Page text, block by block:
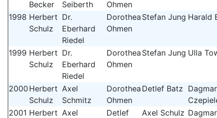
Becker
Seiberth
Ohmen
1998 Herbert
Schulz
Dr.
Eberhard
Riedel
Dorothea
Ohmen
Stefan Jung Harald
1999 Herbert
Schulz
Dr.
Eberhard
Riedel
Dorothea
Ohmen
Stefan Jung Ulla
2000 Herbert
Schulz
Axel
Schmitz
Dorothea
Ohmen
Detlef Batz Dagmar
2001 Herbert Axel Detlef Axel Schulz Dagmar